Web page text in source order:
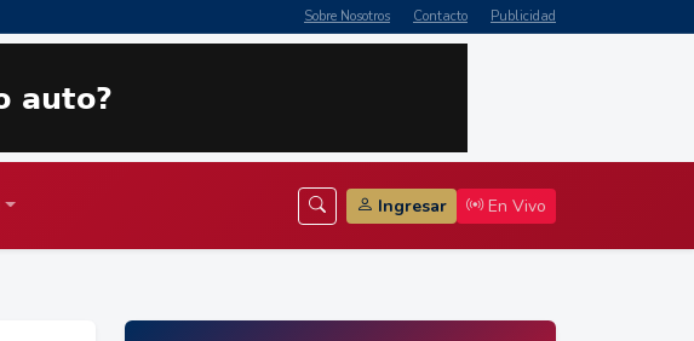
Sobre Nosotros Contacto Publicidad
Ingresar En Vivo